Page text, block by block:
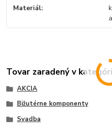
Materiál
Tovar zaradený v
AKCIA
Bižutérne komponenty
Svadba